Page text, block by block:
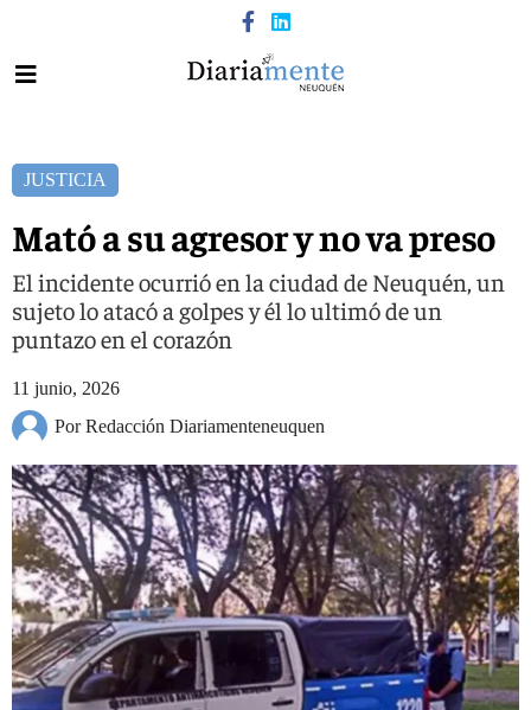
JUSTICIA
Mató a su agresor y no va preso
El incidente ocurrió en la ciudad de Neuquén, un
sujeto lo atacó a golpes y él lo ultimó de un
puntazo en el corazón
11 junio, 2026
Por Redacción Diariamenteneuquen